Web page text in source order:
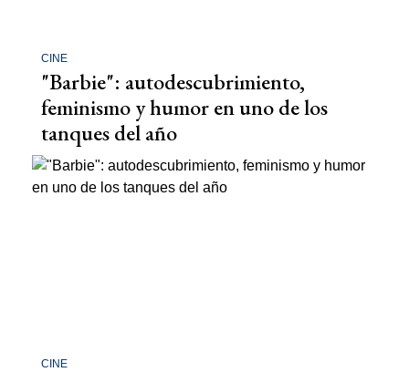
CINE
"Barbie": autodescubrimiento,
feminismo y humor en uno de los
tanques del año
CINE